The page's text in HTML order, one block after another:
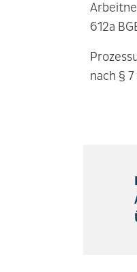
612a
nach § 7